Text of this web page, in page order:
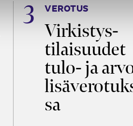
VEROTUS
Virkistys­
tilaisuudet
tulo- ja
sa